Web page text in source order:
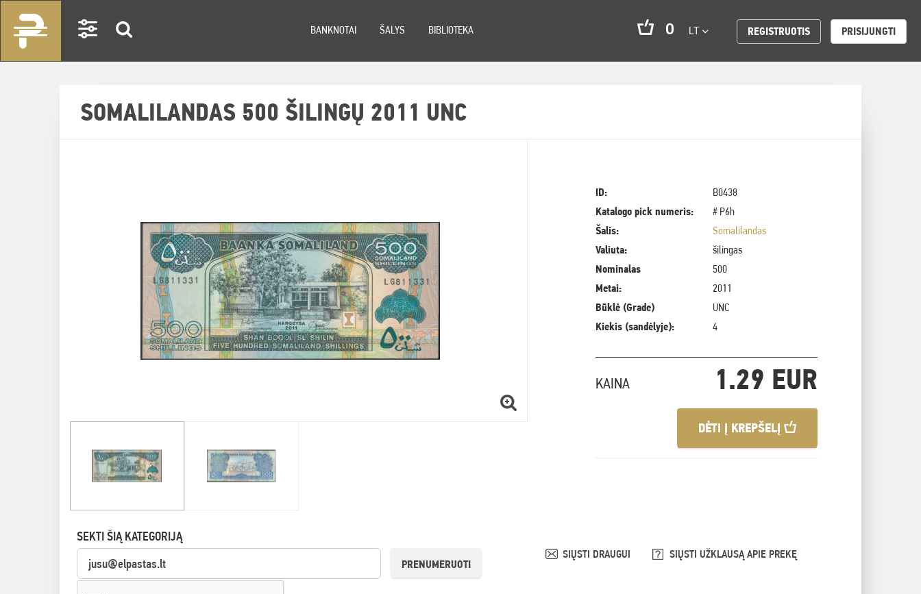
BANKNOTAI ŠALYS BIBLIOTEKA 0 LT REGISTRUOTIS PRISIJUNGTI
SOMALILANDAS 500 ŠILINGŲ 2011 UNC
ID:
B0438
Katalogo pick numeris:
# P6h
Šalis:
Somalilandas
Valiuta:
šilingas
Nominalas
500
Metai:
2011
Būklė (Grade)
UNC
Kiekis (sandėlyje):
4
KAINA 1.29 EUR
DĖTI Į KREPŠELĮ
SEKTI ŠIĄ KATEGORIJĄ
PRENUMERUOTI
SIŲSTI DRAUGUI SIŲSTI UŽKLAUSĄ APIE PREKĘ